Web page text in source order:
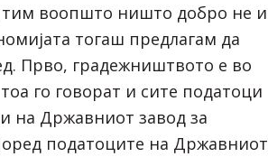
тим воопшто ништо добро не и
тогаш предлагам да
Прво, градежништвото е во
го говорат и сите податоци
на Државниот завод за
податоците на Државниот